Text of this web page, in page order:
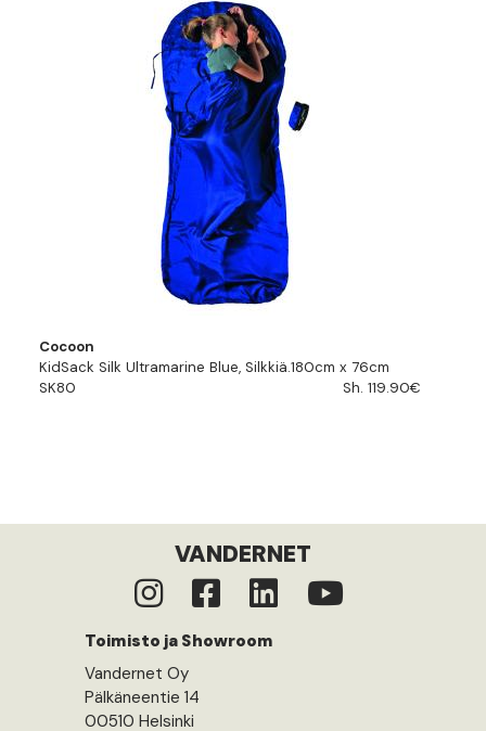
Cocoon
KidSack Silk Ultramarine Blue, Silkkiä.180cm x 76cm
SK80
Sh. 119.90€
VANDERNET
Toimisto ja Showroom
Vandernet Oy
Pälkäneentie 14
00510 Helsinki